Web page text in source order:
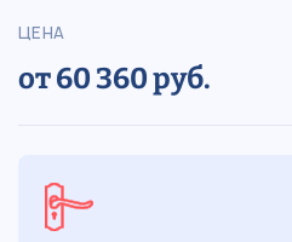
ЦЕНА
от 60 360 руб.